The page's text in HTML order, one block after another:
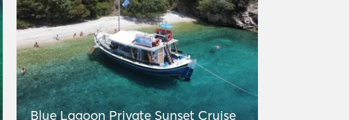
Blue Lagoon Private Sunset Cruise